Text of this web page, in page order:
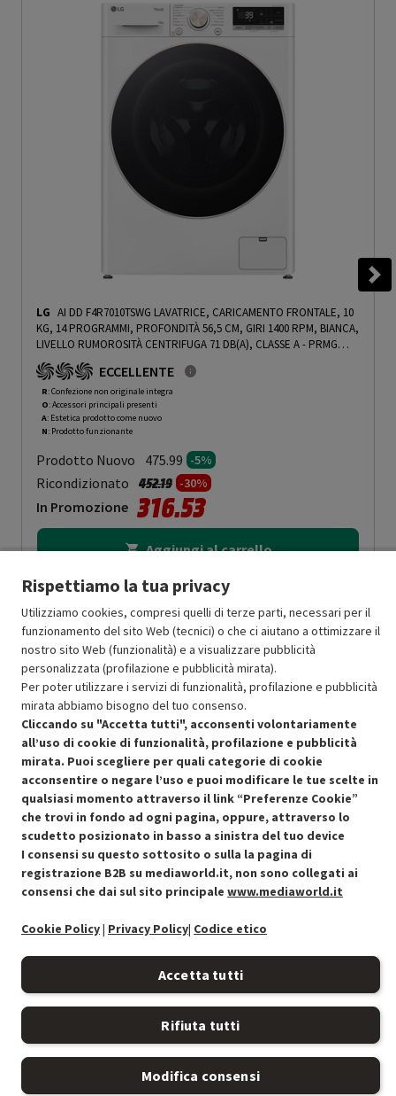
LG AI DD F4R7010TSWG LAVATRICE, CARICAMENTO FRONTALE, 10
KG, 14 PROGRAMMI, PROFONDITÀ 56,5 CM, GIRI 1400 RPM, BIANCA,
LIVELLO RUMOROSITÀ CENTRIFUGA 71 DB(A), CLASSE A - PRMG
GRADING ROAN - 5%
ECCELLENTE
R: Confezione non originale integra
O: Accessori principali presenti
A: Estetica prodotto come nuovo
N: Prodotto funzionante
Prodotto Nuovo 475.99 -5%
Ricondizionato Prezzo ridotto da
452.19a-30%
In Promozione 316.53
Aggiungi al carrello
SCONTO RICONDIZIONATI
Approfitta dello sconto del 30% sul prodotto ricondizionato.
Condizioni generali di vendita
Cookie Policy
Preferenze cookie
Informativa privacy
Accessibilità
Recedere dal contratto qui
Rispettiamo la tua privacy
Utilizziamo cookies, compresi quelli di terze parti, necessari per il
funzionamento del sito Web (tecnici) o che ci aiutano a ottimizzare il
nostro sito Web (funzionalità) e a visualizzare pubblicità
personalizzata (profilazione e pubblicità mirata).
Per poter utilizzare i servizi di funzionalità, profilazione e pubblicità
mirata abbiamo bisogno del tuo consenso.
Cliccando su "Accetta tutti", acconsenti volontariamente
all’uso di cookie di funzionalità, profilazione e pubblicità
mirata. Puoi scegliere per quali categorie di cookie
acconsentire o negare l’uso e puoi modificare le tue scelte in
qualsiasi momento attraverso il link “Preferenze Cookie”
che trovi in fondo ad ogni pagina, oppure, attraverso lo
scudetto posizionato in basso a sinistra del tuo device
I consensi su questo sottosito o sulla la pagina di
registrazione B2B su mediaworld.it, non sono collegati ai
consensi che dai sul sito principale www.mediaworld.it
Cookie Policy| Privacy Policy| Codice etico
Accetta tutti
Rifiuta tutti
Modifica consensi